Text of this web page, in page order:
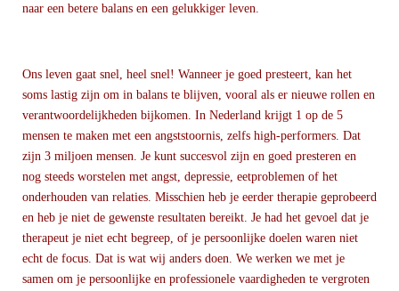
naar een betere balans en een gelukkiger leven.
Ons leven gaat snel, heel snel! Wanneer je goed presteert, kan het
soms lastig zijn om in balans te blijven, vooral als er nieuwe rollen en
verantwoordelijkheden bijkomen. In Nederland krijgt 1 op de 5
mensen te maken met een angststoornis, zelfs high-performers. Dat
zijn 3 miljoen mensen. Je kunt succesvol zijn en goed presteren en
nog steeds worstelen met angst, depressie, eetproblemen of het
onderhouden van relaties. Misschien heb je eerder therapie geprobeerd
en heb je niet de gewenste resultaten bereikt. Je had het gevoel dat je
therapeut je niet echt begreep, of je persoonlijke doelen waren niet
echt de focus. Dat is wat wij anders doen. We werken we met je
samen om je persoonlijke en professionele vaardigheden te vergroten